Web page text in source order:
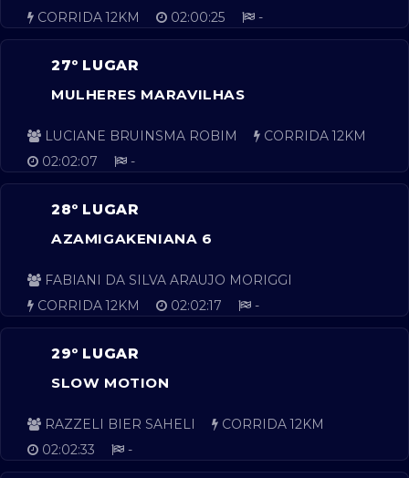
CORRIDA 12KM
02:00:25 -
27º LUGAR
MULHERES MARAVILHAS
LUCIANE BRUINSMA ROBIM
CORRIDA 12KM
02:02:07
-
28º LUGAR
AZAMIGAKENIANA 6
FABIANI DA SILVA ARAUJO MORIGGI
CORRIDA 12KM
02:02:17 -
29º LUGAR
SLOW MOTION
RAZZELI BIER SAHELI
CORRIDA 12KM
02:02:33
-